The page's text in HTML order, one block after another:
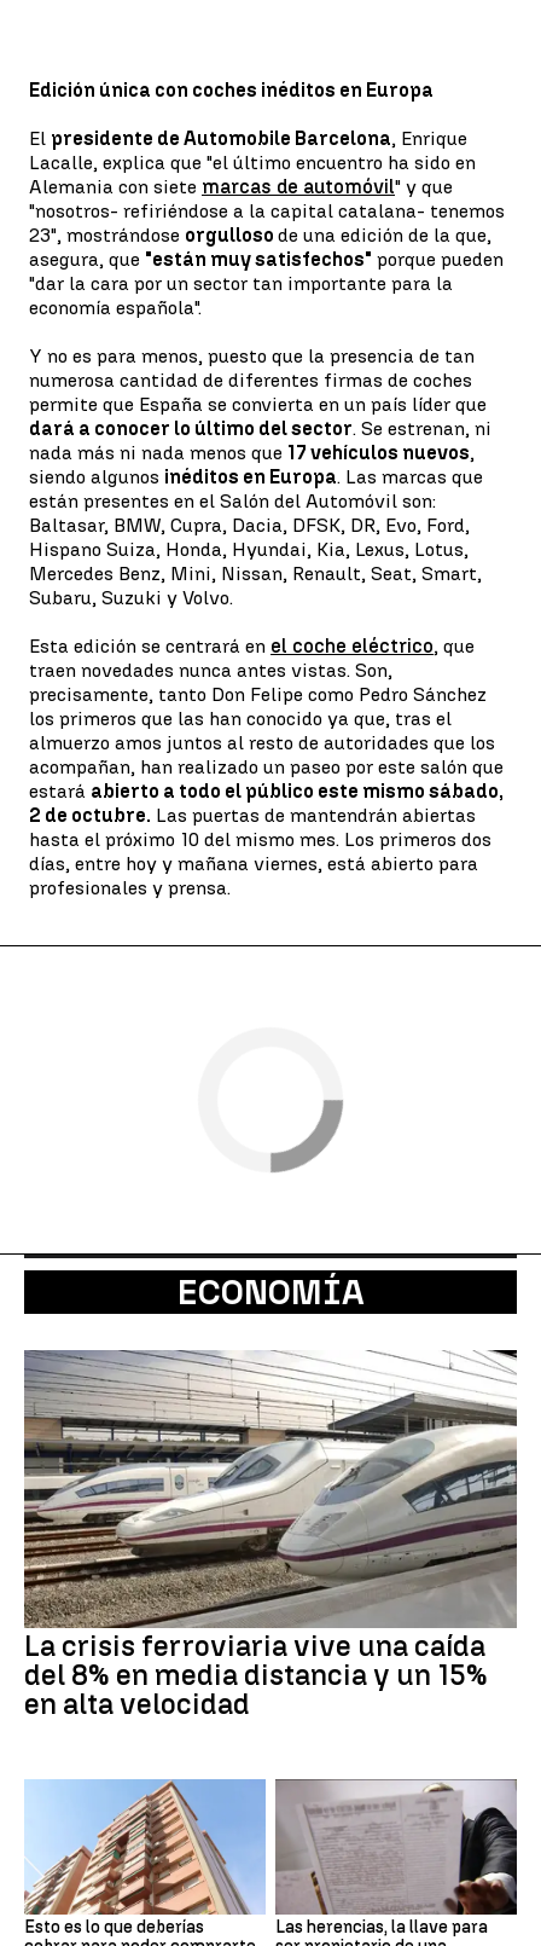
Edición única con coches inéditos en Europa
El presidente de Automobile Barcelona, Enrique
Lacalle, explica que "el último encuentro ha sido en
Alemania con siete marcas de automóvil" y que
"nosotros- refiriéndose a la capital catalana- tenemos
23", mostrándose orgulloso de una edición de la que,
asegura, que "están muy satisfechos" porque pueden
"dar la cara por un sector tan importante para la
economía española".
Y no es para menos, puesto que la presencia de tan
numerosa cantidad de diferentes firmas de coches
permite que España se convierta en un país líder que
dará a conocer lo último del sector. Se estrenan, ni
nada más ni nada menos que 17 vehículos nuevos,
siendo algunos inéditos en Europa. Las marcas que
están presentes en el Salón del Automóvil son:
Baltasar, BMW, Cupra, Dacia, DFSK, DR, Evo, Ford,
Hispano Suiza, Honda, Hyundai, Kia, Lexus, Lotus,
Mercedes Benz, Mini, Nissan, Renault, Seat, Smart,
Subaru, Suzuki y Volvo.
Esta edición se centrará en el coche eléctrico, que
traen novedades nunca antes vistas. Son,
precisamente, tanto Don Felipe como Pedro Sánchez
los primeros que las han conocido ya que, tras el
almuerzo amos juntos al resto de autoridades que los
acompañan, han realizado un paseo por este salón que
estará abierto a todo el público este mismo sábado,
2 de octubre. Las puertas de mantendrán abiertas
hasta el próximo 10 del mismo mes. Los primeros dos
días, entre hoy y mañana viernes, está abierto para
profesionales y prensa.
ECONOMÍA
La crisis ferroviaria vive una caída
del 8% en media distancia y un 15%
en alta velocidad
Esto es lo que deberías
Las herencias, la llave para